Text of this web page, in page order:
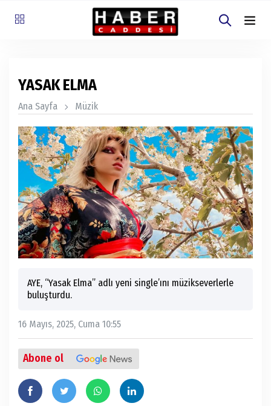
YASAK ELMA
Ana Sayfa Müzik
AYE, “Yasak Elma” adlı yeni single’ını müzikseverlerle
buluşturdu.
16 Mayıs, 2025, Cuma 10:55
Abone ol